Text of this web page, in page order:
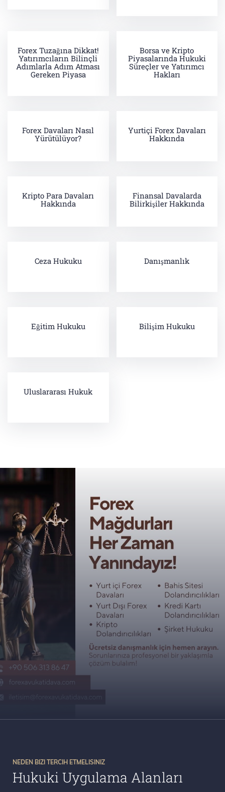
Forex Tuzağına Dikkat!
Yatırımcıların Bilinçli
Adımlarla Adım Atması
Gereken Piyasa
Borsa ve Kripto
Piyasalarında Hukuki
Süreçler ve Yatırımcı
Hakları
Forex Davaları Nasıl
Yürütülüyor?
Yurtiçi Forex Davaları
Hakkında
Kripto Para Davaları
Hakkında
Finansal Davalarda
Bilirkişiler Hakkında
Ceza Hukuku Danışmanlık
Eğitim Hukuku Bilişim Hukuku
Uluslararası Hukuk
NEDEN BIZI TERCIH ETMELISINIZ
Hukuki Uygulama Alanları